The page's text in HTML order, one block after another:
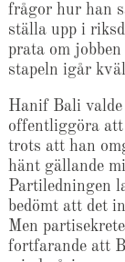
frågor hur han
ställa upp i
prata om
stapeln igår
Hanif Bali
offentliggöra
trots att han
hänt gällande
Partiledningen
bedömt att det
Men
fortfarande att